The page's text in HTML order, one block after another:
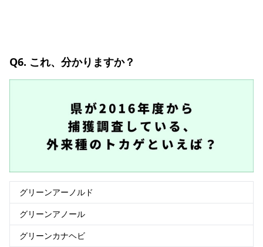
Q6. これ、分かりますか？
グリーンアーノルド
グリーンアノール
グリーンカナヘビ